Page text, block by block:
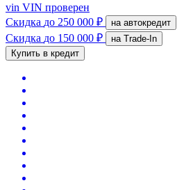
vin VIN проверен
Скидка до 250 000 ₽ на автокредит
Скидка до 150 000 ₽
на Trade-In
Купить в кредит